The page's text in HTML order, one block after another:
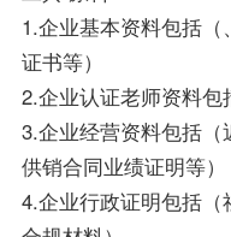
1.企业基本资料包括
证书等）
2.企业认证老师资料包
3.企业经营资料包括（
供销合同业绩证明等）
4.企业行政证明包括